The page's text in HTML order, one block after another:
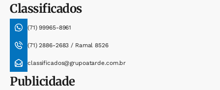
Classificados
(71) 99965-8961
(71) 2886-2683 / Ramal 8526
classificados@grupoatarde.com.br
Publicidade